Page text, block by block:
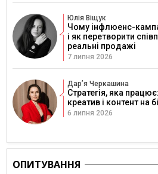
Юлія Віщук
Чому інфлюенс-
і як перетворити
реальні продажі
7 липня 2026
Дарʼя Черкашина
Стратегія, яка
креатив і контент на
6 липня 2026
ОПИТУВАННЯ